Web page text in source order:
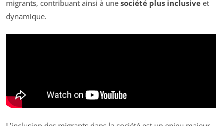
migrants, contribuant ainsi à une société plus inclusive et
dynamique.